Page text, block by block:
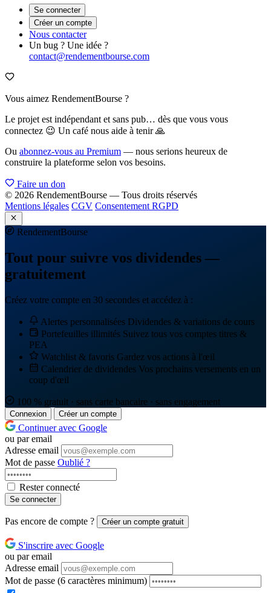
Se connecter
Créer un compte
Nous contacter
Un bug ? Une idée ?
contact@rendementbourse.com
Vous aimez RendementBourse ?
Le projet est indépendant et sans pub… dès que vous vous
connectez 😉 Un café nous aide à tenir 🙏
Ou abonnez-vous au Premium — nous serions heureux de
construire la plateforme selon vos besoins.
Faire un don
© 2026 RendementBourse — Tous droits réservés
Mentions légales CGV Consentement RGPD
RendementBourse
Tout pour suivre vos dividendes —
gratuitement
Créez votre compte en 30 secondes et accédez à :
Alertes personnalisées Dividendes & variations de cours
Portefeuilles illimités Suivez tous vos comptes titres &
PEA
Watchlist & favoris Gardez vos actions à l'œil
Calendrier de dividendes Vos prochains versements en un
coup d'œil
100 % gratuit · sans carte bancaire · sans engagement
Connexion Créer un compte
Continuer avec Google
ou par email
Adresse email
Mot de passe Oublié ?
Rester connecté
Se connecter
Pas encore de compte ? Créer un compte gratuit
S'inscrire avec Google
ou par email
Adresse email
Mot de passe (6 caractères minimum)